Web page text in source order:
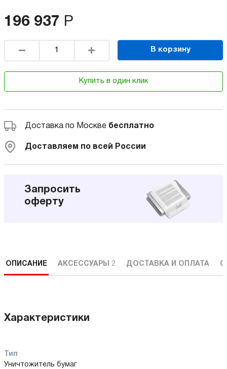
196 937 Р
В корзину
Купить в один клик
Доставка по Москве бесплатно
Доставляем по всей России
Запросить
оферту
ОПИСАНИЕ АКСЕССУАРЫ 2 ДОСТАВКА И ОПЛАТА
Характеристики
Тип
Уничтожитель бумаг